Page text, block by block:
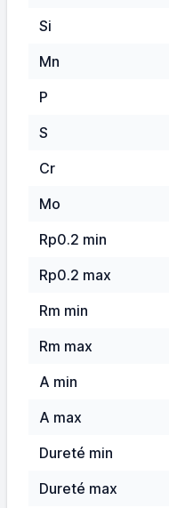
Si
Mn
P
S
Cr
Mo
Rp0.2 min
Rp0.2 max
Rm min
Rm max
A min
A max
Dureté min
Dureté max